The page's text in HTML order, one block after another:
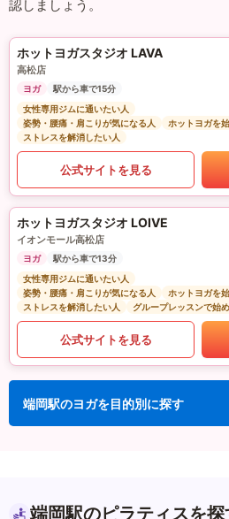
認しましょう。
ホットヨガスタジオ LAVA
高松店
ヨガ
駅から車で15分
女性専用ジムに通いたい人
姿勢・腰痛・肩こりが気になる人
ホットヨガを
ストレスを解消したい人
公式サイトを見る
ホットヨガスタジオ LOIVE
イオンモール高松店
ヨガ
駅から車で13分
女性専用ジムに通いたい人
姿勢・腰痛・肩こりが気になる人
ホットヨガを
ストレスを解消したい人
グループレッスンで始
公式サイトを見る
端岡駅のヨガを目的別に探す
端岡駅のピラティスを探